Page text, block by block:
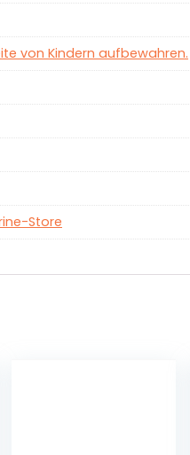
von Kindern aufbewahren.
Store